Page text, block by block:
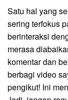
Satu hal yang
sering terfokus
berinteraksi
merasa
komentar dan
berbagi video
pengikut! Ini